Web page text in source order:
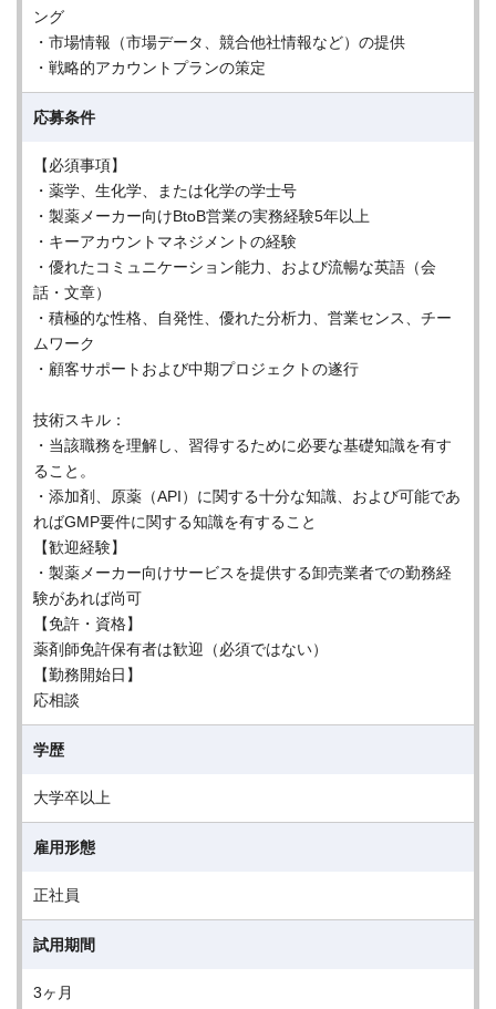
ング
・市場情報（市場データ、競合他社情報など）の提供
・戦略的アカウントプランの策定
応募条件
【必須事項】
・薬学、生化学、または化学の学士号
・製薬メーカー向けBtoB営業の実務経験5年以上
・キーアカウントマネジメントの経験
・優れたコミュニケーション能力、および流暢な英語（会
話・文章）
・積極的な性格、自発性、優れた分析力、営業センス、チー
ムワーク
・顧客サポートおよび中期プロジェクトの遂行
技術スキル：
・当該職務を理解し、習得するために必要な基礎知識を有す
ること。
・添加剤、原薬（API）に関する十分な知識、および可能であ
ればGMP要件に関する知識を有すること
【歓迎経験】
・製薬メーカー向けサービスを提供する卸売業者での勤務経
験があれば尚可
【免許・資格】
薬剤師免許保有者は歓迎（必須ではない）
【勤務開始日】
応相談
学歴
大学卒以上
雇用形態
正社員
試用期間
3ヶ月